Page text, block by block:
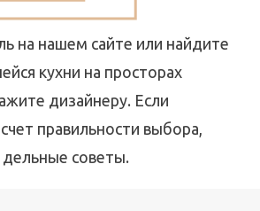
на нашем сайте или найдите
кухни на просторах
дизайнеру. Если
правильности выбора,
дельные советы.